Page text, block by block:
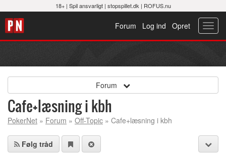
18+ | Spil ansvarligt| stopspillet.dk | ROFUS.nu
Opret
Log ind
Forum
Forum
Cafe+læsning i kbh
PokerNet » Forum » Off-Topic » Cafe+læsning i kbh
Følg tråd